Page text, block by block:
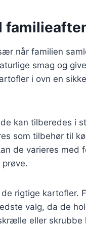
når familien
smag og
i ovn en
kan tilberedes i
som tilbehør til
de varieres med
rigtige kartofler.
valg, da de
eller skrubbe